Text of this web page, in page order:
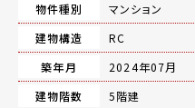
物件種別
マンション
建物構造
RC
築年月
2024年07月
建物階数
5階建